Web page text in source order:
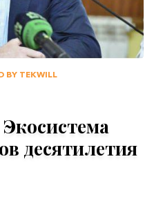
BY TEKWILL
десятилетия